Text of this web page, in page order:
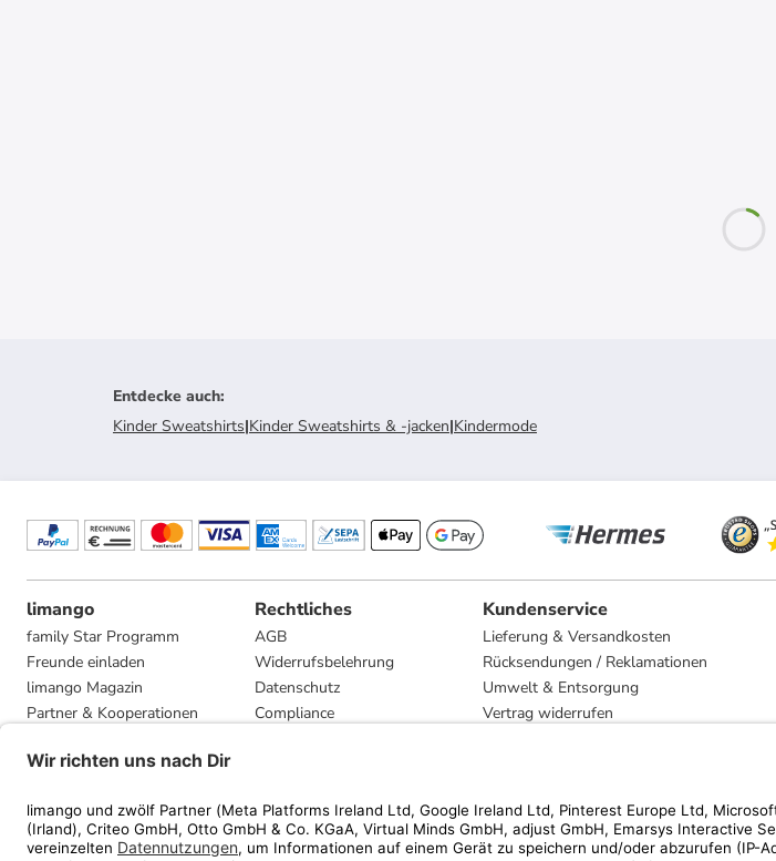
Entdecke auch:
Kinder Sweatshirts|Kinder Sweatshirts & -jacken|Kindermode
limango
family Star Programm
Freunde einladen
limango Magazin
Partner & Kooperationen
Presse
Rechtliches
AGB
Widerrufsbelehrung
Datenschutz
Compliance
Kundenservice
Lieferung & Versandkosten
Rücksendungen / Reklamationen
Umwelt & Entsorgung
Vertrag widerrufen